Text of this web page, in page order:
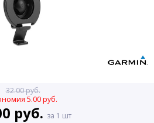
32.00 руб.
5.00 руб.
руб. за 1 шт